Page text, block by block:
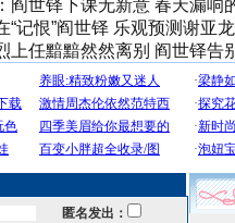
阎世铎下课无新意 春天漏响
“记恨”阎世铎 乐观预测谢亚
上任黯黯然然离别 阎世铎告
匿名发出：